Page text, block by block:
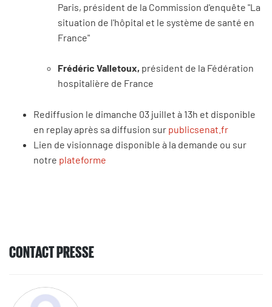
Paris, président de la Commission d'enquête "La
situation de l'hôpital et le système de santé en
France"
Frédéric Valletoux, président de la Fédération
hospitalière de France
Rediffusion le dimanche 03 juillet à 13h et disponible
en replay après sa diffusion sur publicsenat.fr
Lien de visionnage disponible à la demande ou sur
notre plateforme
CONTACT PRESSE